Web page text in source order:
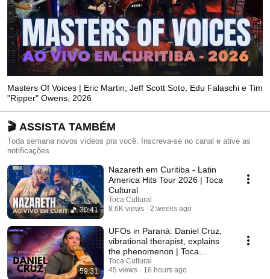
Masters Of Voices | Eric Martin, Jeff Scott Soto, Edu Falaschi e Tim
"Ripper" Owens, 2026
🎬 ASSISTA TAMBÉM
Toda semana novos vídeos pra você. Inscreva-se no canal e ative as
notificações.
30:41
Nazareth em Curitiba - Latin
America Hits Tour 2026 | Toca
Cultural
Toca Cultural
8.6K views
2 weeks ago
59:31
UFOs in Paraná: Daniel Cruz,
vibrational therapist, explains
the phenomenon | Toca
Cultural
Toca Cultural
45 views
16 hours ago